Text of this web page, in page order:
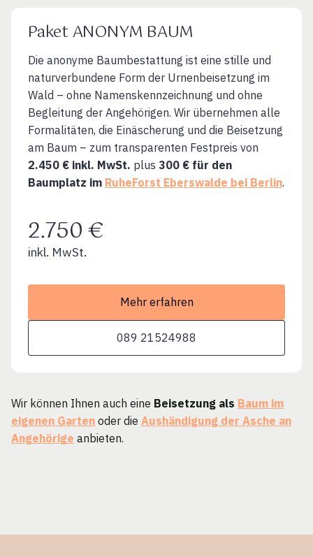
Paket ANONYM BAUM
Die anonyme Baumbestattung ist eine stille und
naturverbundene Form der Urnenbeisetzung im
Wald – ohne Namenskennzeichnung und ohne
Begleitung der Angehörigen. Wir übernehmen alle
Formalitäten, die Einäscherung und die Beisetzung
am Baum – zum transparenten Festpreis von
2.450 € inkl. MwSt. plus 300 € für den
Baumplatz im RuheForst Eberswalde bei Berlin.
2.750 €
inkl. MwSt.
Mehr erfahren
089 21524988
Wir können Ihnen auch eine Beisetzung als Baum im
eigenen Garten oder die Aushändigung der Asche an
Angehörige anbieten.